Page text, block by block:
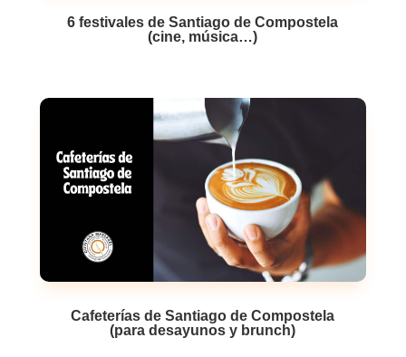
6 festivales de Santiago de Compostela
(cine, música…)
Cafeterías de Santiago de Compostela
(para desayunos y brunch)